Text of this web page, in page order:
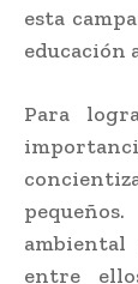
esta
educación
Para
entre